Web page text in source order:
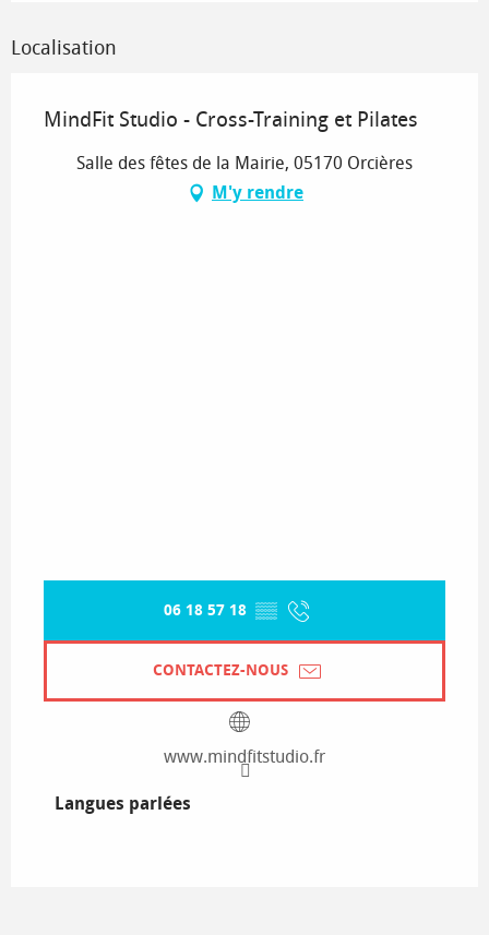
Localisation
MindFit Studio - Cross-Training et Pilates
Salle des fêtes de la Mairie, 05170 Orcières
M'y rendre
06 18 57 18 ▒▒
CONTACTEZ-NOUS
www.mindfitstudio.fr
Langues parlées
Langues parlées